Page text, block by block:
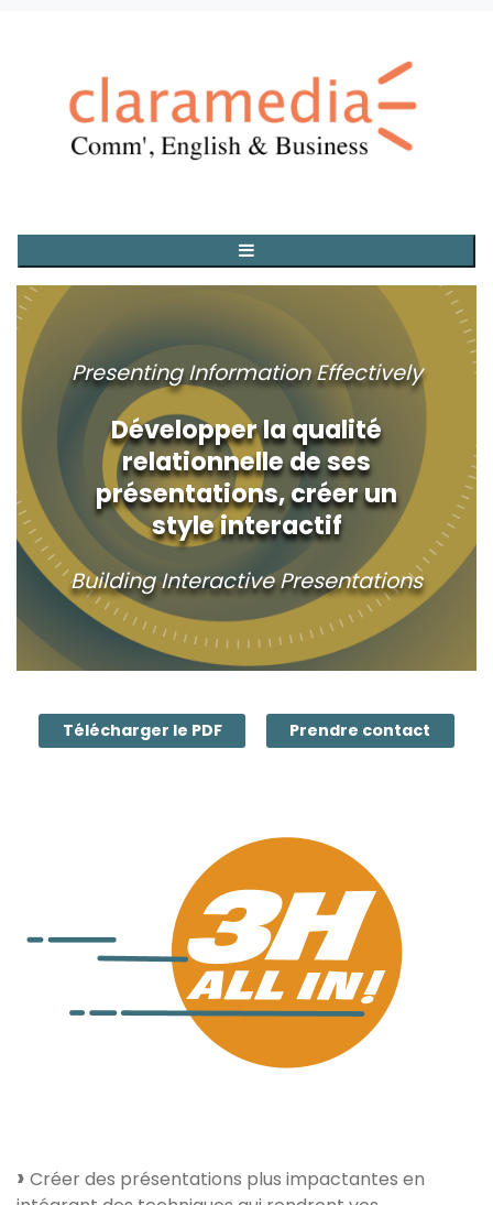
Presenting Information Effectively
Développer la qualité
relationnelle de ses
présentations, créer un
style interactif
Building Interactive Presentations
Télécharger le PDF Prendre contact
Créer des présentations plus impactantes en